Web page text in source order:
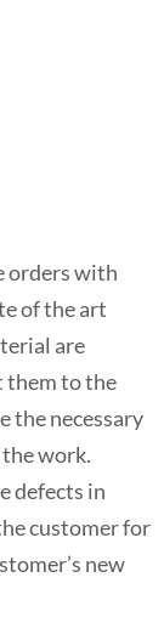
orders with
of the art
are
them to the
the necessary
work.
defects in
customer for
new